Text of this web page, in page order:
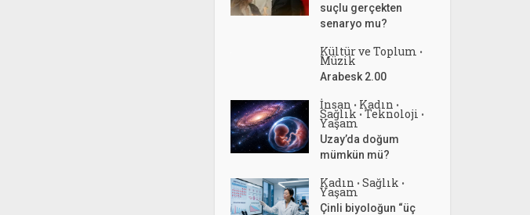
suçlu gerçekten
senaryo mu?
Kültür ve Toplum •
Müzik
Arabesk 2.00
İnsan • Kadın •
Sağlık • Teknoloji •
Yaşam
Uzay’da doğum
mümkün mü?
Kadın • Sağlık •
Yaşam
Çinli biyoloğun “üç